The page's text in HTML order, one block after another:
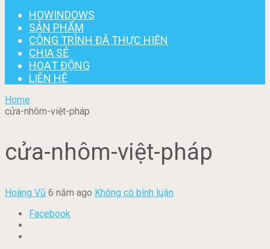
HOWINDOWS
SẢN PHẨM
CÔNG TRÌNH ĐÃ THỰC HIỆN
CHIA SẺ
HOẠT ĐỘNG
LIÊN HỆ
Home
cửa-nhôm-việt-pháp
cửa-nhôm-việt-pháp
Hoàng Vũ 6 năm ago Không có bình luận
Facebook